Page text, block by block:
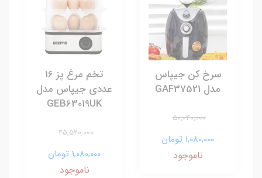
سرخ کن جیپاس
مدل GAF37521
50,040,000
1,080,000 تومان
ناموجود
تخم مرغ پز 16
عددی جیپاس مدل
GEB63019UK
45,520,000
1,080,000 تومان
ناموجود